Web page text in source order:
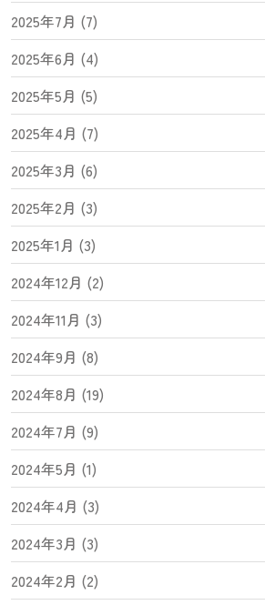
2025年7月 (7)
2025年6月 (4)
2025年5月 (5)
2025年4月 (7)
2025年3月 (6)
2025年2月 (3)
2025年1月 (3)
2024年12月 (2)
2024年11月 (3)
2024年9月 (8)
2024年8月 (19)
2024年7月 (9)
2024年5月 (1)
2024年4月 (3)
2024年3月 (3)
2024年2月 (2)